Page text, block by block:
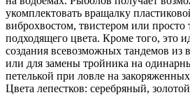
укомплектовать вращалку
виброхвостом, твистером или
подходящего цвета. Кроме того, это
создания всевозможных тандемов из
или для замены тройника на
петелькой при ловле на
Цвета лепестков: серебряный,